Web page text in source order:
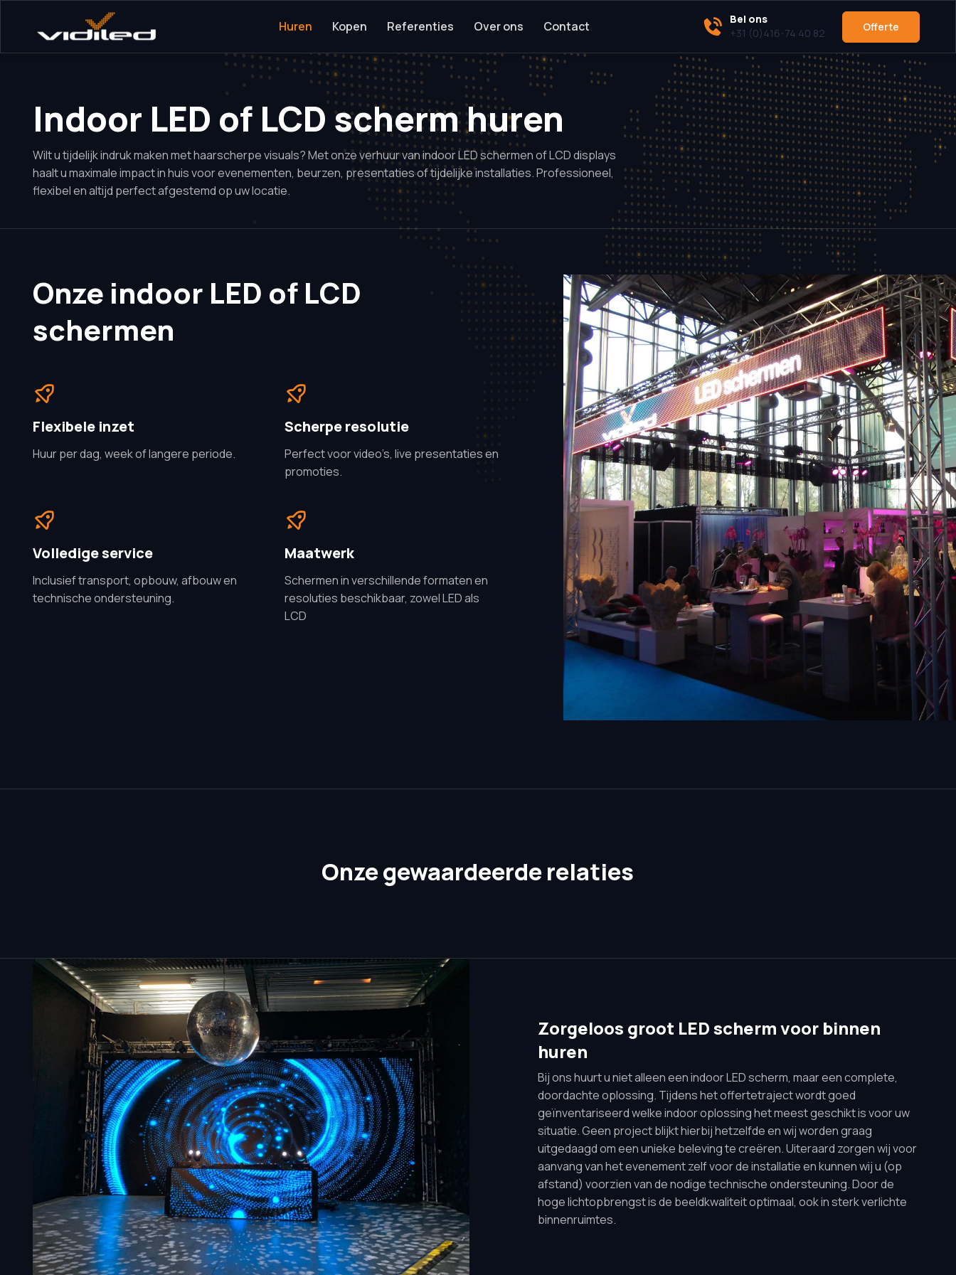
Huren Kopen Referenties Over ons Contact
Bel ons
+31 (0)416-74 40 82
Offerte
Indoor LED of LCD scherm huren
Wilt u tijdelijk indruk maken met haarscherpe visuals? Met onze verhuur van indoor LED schermen of LCD displays
haalt u maximale impact in huis voor evenementen, beurzen, presentaties of tijdelijke installaties. Professioneel,
flexibel en altijd perfect afgestemd op uw locatie.
Onze indoor LED of LCD
schermen
Flexibele inzet
Huur per dag, week of langere periode.
Scherpe resolutie
Perfect voor video’s, live presentaties en
promoties.
Volledige service
Inclusief transport, opbouw, afbouw en
technische ondersteuning.
Maatwerk
Schermen in verschillende formaten en
resoluties beschikbaar, zowel LED als
LCD
Onze gewaardeerde relaties
Zorgeloos groot LED scherm voor binnen
huren
Bij ons huurt u niet alleen een indoor LED scherm, maar een complete,
doordachte oplossing. Tijdens het offertetraject wordt goed
geïnventariseerd welke indoor oplossing het meest geschikt is voor uw
situatie. Geen project blijkt hierbij hetzelfde en wij worden graag
uitgedaagd om een unieke beleving te creëren. Uiteraard zorgen wij voor
aanvang van het evenement zelf voor de installatie en kunnen wij u (op
afstand) voorzien van de nodige technische ondersteuning. Door de
hoge lichtopbrengst is de beeldkwaliteit optimaal, ook in sterk verlichte
binnenruimtes.